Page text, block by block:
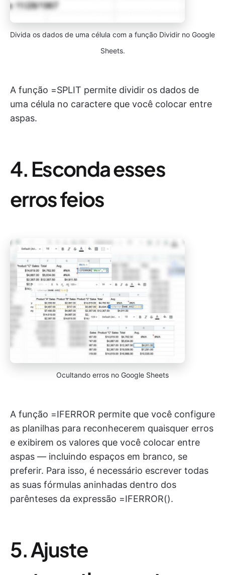
Divida os dados de uma célula com a função Dividir no Google
Sheets.
A função =SPLIT permite dividir os dados de
uma célula no caractere que você colocar entre
aspas.
4. Esconda esses
erros feios
Ocultando erros no Google Sheets
A função =IFERROR permite que você configure
as planilhas para reconhecerem quaisquer erros
e exibirem os valores que você colocar entre
aspas — incluindo espaços em branco, se
preferir. Para isso, é necessário escrever todas
as suas fórmulas aninhadas dentro dos
parênteses da expressão =IFERROR().
5. Ajuste